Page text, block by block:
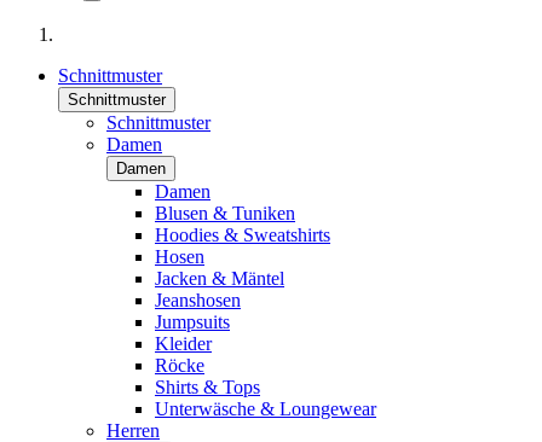
Schnittmuster
Schnittmuster
Schnittmuster
Damen
Damen
Damen
Blusen & Tuniken
Hoodies & Sweatshirts
Hosen
Jacken & Mäntel
Jeanshosen
Jumpsuits
Kleider
Röcke
Shirts & Tops
Unterwäsche & Loungewear
Herren